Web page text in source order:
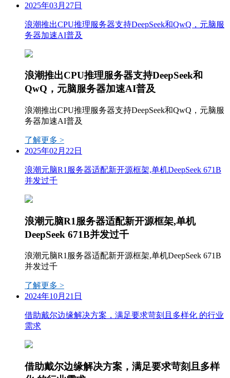
2025年03月27日
浪潮推出CPU推理服务器支持DeepSeek和QwQ，元脑服
务器加速AI普及
浪潮推出CPU推理服务器支持DeepSeek和
QwQ，元脑服务器加速AI普及
浪潮推出CPU推理服务器支持DeepSeek和QwQ，元脑服
务器加速AI普及
了解更多 >
2025年02月22日
浪潮元脑R1服务器适配新开源框架,单机DeepSeek 671B
并发过千
浪潮元脑R1服务器适配新开源框架,单机
DeepSeek 671B并发过千
浪潮元脑R1服务器适配新开源框架,单机DeepSeek 671B
并发过千
了解更多 >
2024年10月21日
借助戴尔边缘解决方案，满足要求苛刻且多样化 的行业
需求
借助戴尔边缘解决方案，满足要求苛刻且多样